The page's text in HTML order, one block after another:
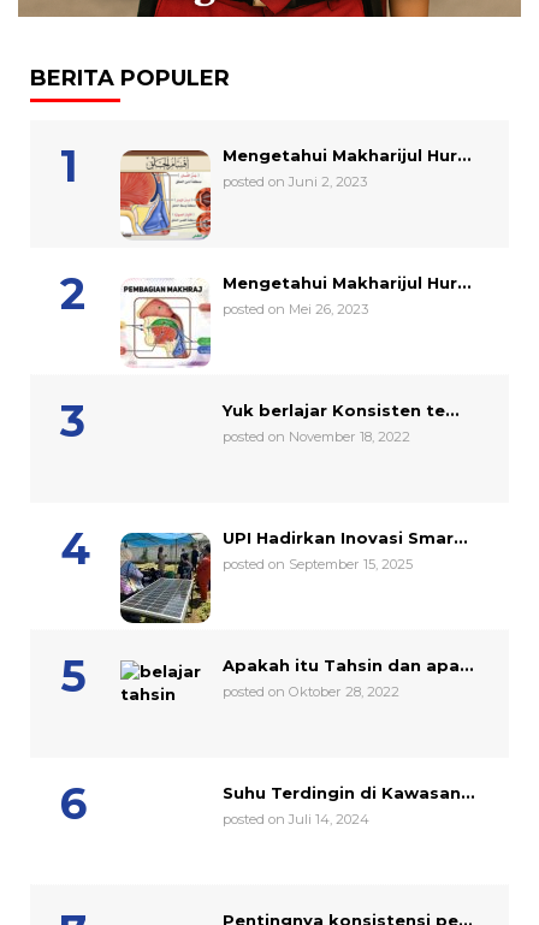
BERITA POPULER
Mengetahui Makharijul Hur...
posted on Juni 2, 2023
Mengetahui Makharijul Hur...
posted on Mei 26, 2023
Yuk berlajar Konsisten te...
posted on November 18, 2022
UPI Hadirkan Inovasi Smar...
posted on September 15, 2025
Apakah itu Tahsin dan apa...
posted on Oktober 28, 2022
Suhu Terdingin di Kawasan...
posted on Juli 14, 2024
Pentingnya konsistensi pe...